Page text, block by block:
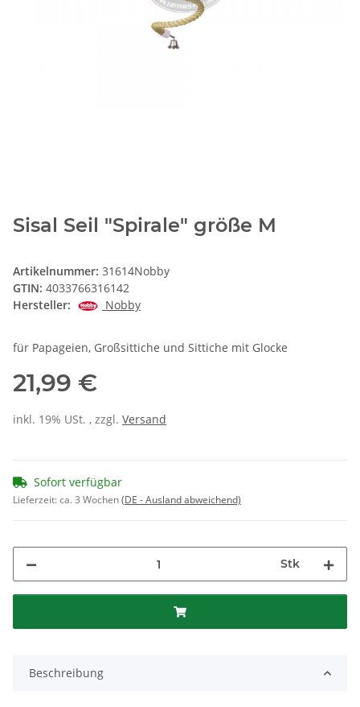
Sisal Seil "Spirale" größe M
Artikelnummer: 31614Nobby
GTIN: 4033766316142
Hersteller:
Nobby
für Papageien, Großsittiche und Sittiche mit Glocke
21,99 €
inkl. 19% USt. , zzgl. Versand
Sofort verfügbar
Lieferzeit:ca. 3 Wochen(DE - Ausland abweichend)
Stk
Beschreibung